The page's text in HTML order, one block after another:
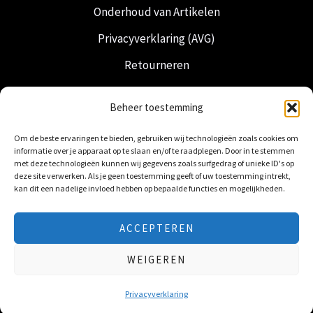
Beheer toestemming
Om de beste ervaringen te bieden, gebruiken wij technologieën zoals cookies om
informatie over je apparaat op te slaan en/of te raadplegen. Door in te stemmen
met deze technologieën kunnen wij gegevens zoals surfgedrag of unieke ID's op
deze site verwerken. Als je geen toestemming geeft of uw toestemming intrekt,
kan dit een nadelige invloed hebben op bepaalde functies en mogelijkheden.
ACCEPTEREN
WEIGEREN
Privacyverklaring
Onderhoud van Artikelen
Privacyverklaring (AVG)
Retourneren
Verzending & Levering
Nederlandse Regalia
© 2026 Freemasonry Store - Vrijmetselaarswinkel.